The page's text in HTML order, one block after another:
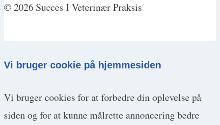
© 2026 Succes I Veterinær Praksis
Vi bruger cookie på hjemmesiden
Vi bruger cookies for at forbedre din oplevelse på
siden og for at kunne målrette annoncering bedre